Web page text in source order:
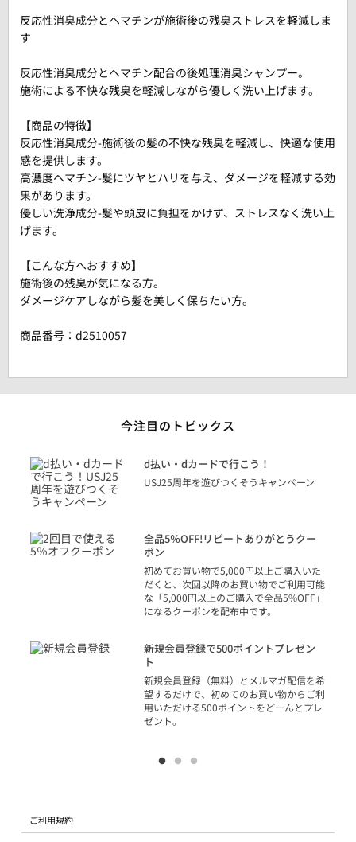
反応性消臭成分とヘマチンが施術後の残臭ストレスを軽減しま
す
反応性消臭成分とヘマチン配合の後処理消臭シャンプー。
施術による不快な残臭を軽減しながら優しく洗い上げます。
【商品の特徴】
反応性消臭成分-施術後の髪の不快な残臭を軽減し、快適な使用
感を提供します。
高濃度ヘマチン-髪にツヤとハリを与え、ダメージを軽減する効
果があります。
優しい洗浄成分-髪や頭皮に負担をかけず、ストレスなく洗い上
げます。
【こんな方へおすすめ】
施術後の残臭が気になる方。
ダメージケアしながら髪を美しく保ちたい方。
商品番号： d2510057
今注目のトピックス
d払い・dカードで行こう！
USJ25周年を遊びつくそうキャンペーン
全品5％OFF!リピートありがとうクー
ポン
初めてお買い物で5,000円以上ご購入いた
だくと、次回以降のお買い物でご利用可能
な「5,000円以上のご購入で全品5%OFF」
になるクーポンを配布中です。
新規会員登録で500ポイントプレゼン
ト
新規会員登録（無料）とメルマガ配信を希
望するだけで、初めてのお買い物からご利
用いただける500ポイントをどーんとプレ
ゼント。
ご利用規約